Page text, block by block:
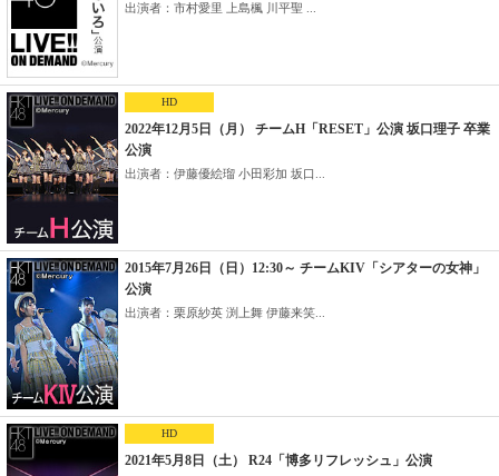
出演者：市村愛里 上島楓 川平聖 ...
HD
2022年12月5日（月） チームH「RESET」公演 坂口理子 卒業
公演
出演者：伊藤優絵瑠 小田彩加 坂口...
2015年7月26日（日）12:30～ チームKIV「シアターの女神」
公演
出演者：栗原紗英 渕上舞 伊藤来笑...
HD
2021年5月8日（土） R24「博多リフレッシュ」公演